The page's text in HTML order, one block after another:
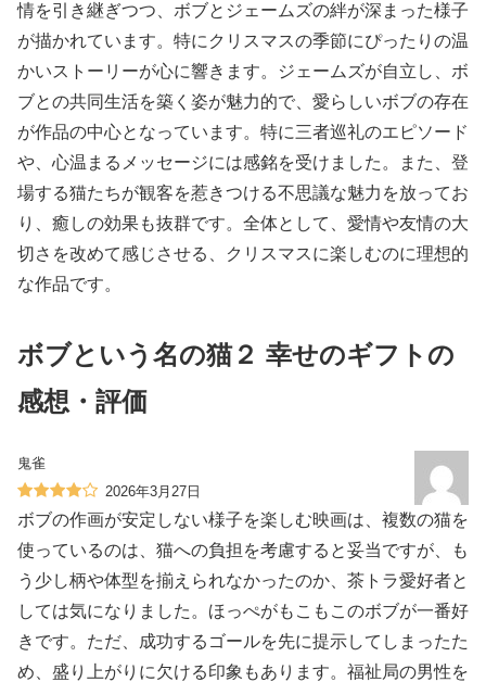
情を引き継ぎつつ、ボブとジェームズの絆が深まった様子
が描かれています。特にクリスマスの季節にぴったりの温
かいストーリーが心に響きます。ジェームズが自立し、ボ
ブとの共同生活を築く姿が魅力的で、愛らしいボブの存在
が作品の中心となっています。特に三者巡礼のエピソード
や、心温まるメッセージには感銘を受けました。また、登
場する猫たちが観客を惹きつける不思議な魅力を放ってお
り、癒しの効果も抜群です。全体として、愛情や友情の大
切さを改めて感じさせる、クリスマスに楽しむのに理想的
な作品です。
ボブという名の猫２ 幸せのギフトの
感想・評価
鬼雀
2026年3月27日
ボブの作画が安定しない様子を楽しむ映画は、複数の猫を
使っているのは、猫への負担を考慮すると妥当ですが、も
う少し柄や体型を揃えられなかったのか、茶トラ愛好者と
しては気になりました。ほっぺがもこもこのボブが一番好
きです。ただ、成功するゴールを先に提示してしまったた
め、盛り上がりに欠ける印象もあります。福祉局の男性を